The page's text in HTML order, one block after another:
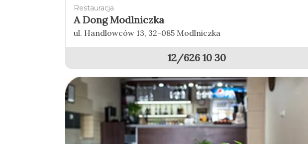
Restauracja
A Dong Modlniczka
ul. Handlowców 13, 32-085 Modlniczka
12/626 10 30